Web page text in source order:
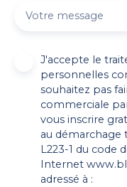
Votre message
J'accepte le
personnelles
souhaitez pas
commerciale
vous inscrire
au démarchage
L223-1 du code
Internet
adressé à :